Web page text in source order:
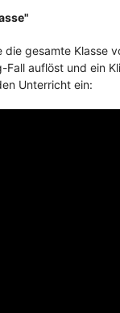
die gesamte Klasse
auflöst und ein
Unterricht ein: